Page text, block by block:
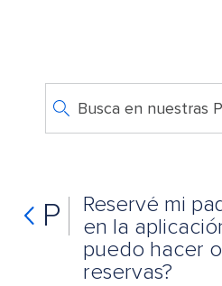
P
Reservé mi
en la
puedo hacer
reservas?